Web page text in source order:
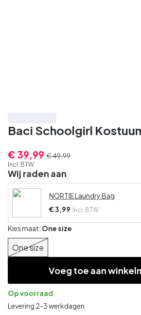
Baci Schoolgirl
€ 39,99 € 49,99
Incl. BTW
Wij raden aan
NORTIE Laundry Bag
€ 3,99 Incl. BTW
Kies maat: One size
One size
Voeg toe aan
Op voorraad
Levering 2-3 werkdagen